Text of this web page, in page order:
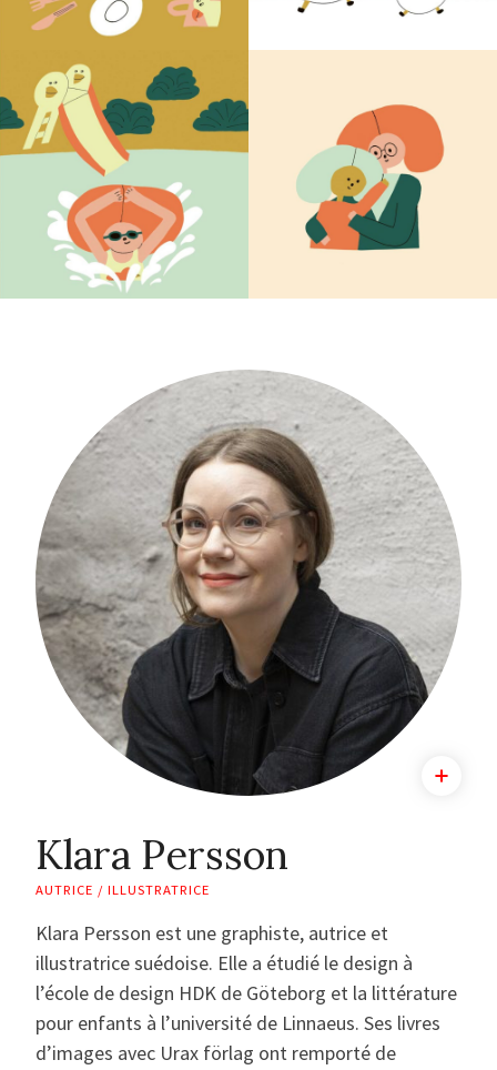
Klara Persson
AUTRICE / ILLUSTRATRICE
Klara Persson est une graphiste, autrice et
illustratrice suédoise. Elle a étudié le design à
l’école de design HDK de Göteborg et la littérature
pour enfants à l’université de Linnaeus. Ses livres
d’images avec Urax förlag ont remporté de